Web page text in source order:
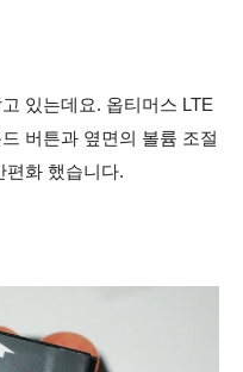
있는데요. 옵티머스 LTE
버튼과 옆면의 볼륨 조절
편화 했습니다.